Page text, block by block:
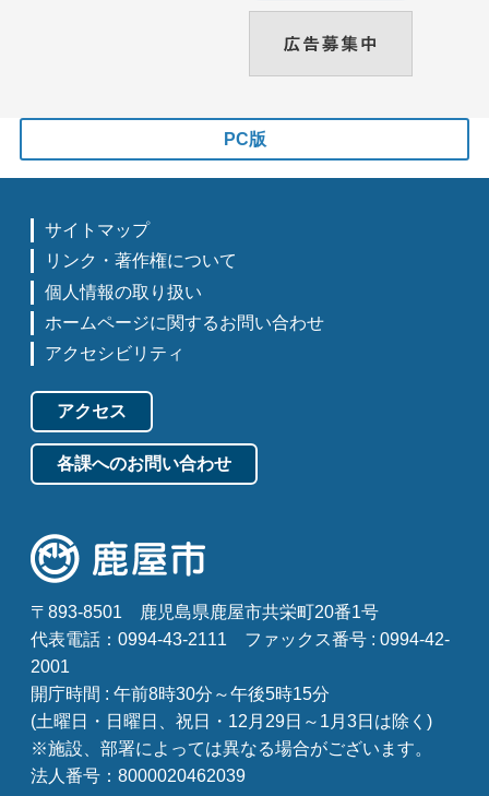
PC版
サイトマップ
リンク・著作権について
個人情報の取り扱い
ホームページに関するお問い合わせ
アクセシビリティ
アクセス
各課へのお問い合わせ
〒893-8501
鹿児島県鹿屋市共栄町20番1号
代表電話：0994-43-2111
ファックス番号 : 0994-42-
2001
開庁時間 : 午前8時30分～午後5時15分
(土曜日・日曜日、祝日・12月29日～1月3日は除く)
※施設、部署によっては異なる場合がございます。
法人番号：8000020462039